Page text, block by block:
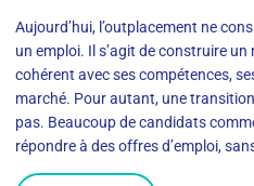
Aujourd’hui, l’outplacement ne
un emploi. Il s’agit de construire
cohérent avec ses compétences,
marché. Pour autant, une
pas. Beaucoup de candidats
répondre à des offres d’emploi,